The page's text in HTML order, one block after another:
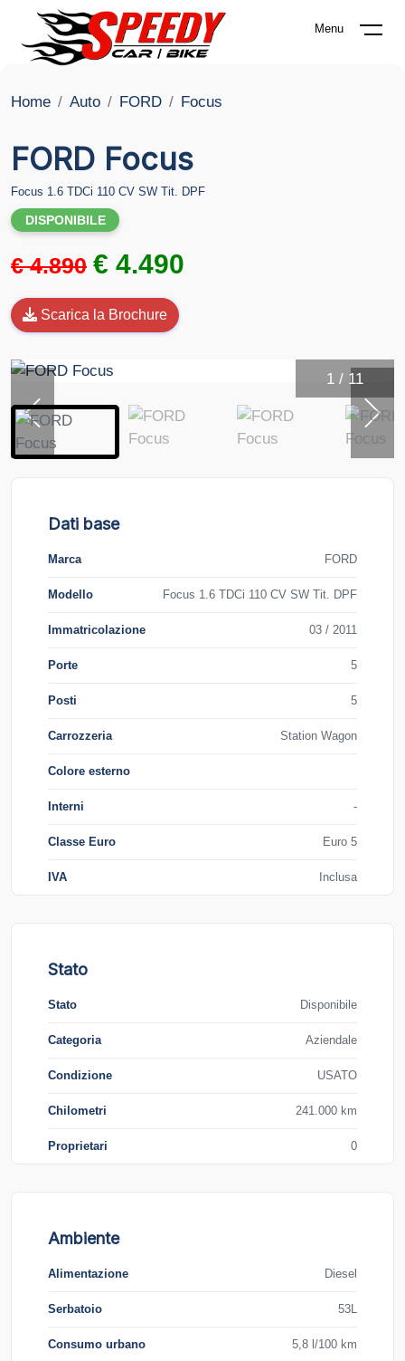
Menu
Home Auto FORD Focus
FORD Focus
Focus 1.6 TDCi 110 CV SW Tit. DPF
DISPONIBILE
€ 4.890 € 4.490
Scarica la Brochure
1 / 11
Dati base
Marca FORD
Modello Focus 1.6 TDCi 110 CV SW Tit. DPF
Immatricolazione 03 / 2011
Porte 5
Posti 5
Carrozzeria Station Wagon
Colore esterno
Interni -
Classe Euro Euro 5
IVA Inclusa
Stato
Stato Disponibile
Categoria Aziendale
Condizione USATO
Chilometri 241.000 km
Proprietari 0
Ambiente
Alimentazione Diesel
Serbatoio 53L
Consumo urbano 5,8 l/100 km